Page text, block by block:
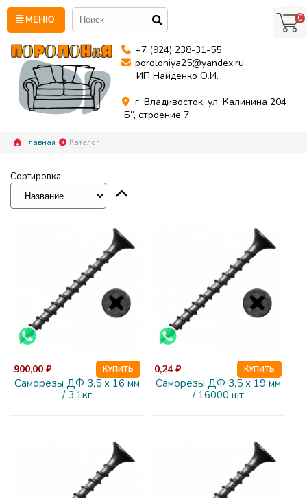
МЕНЮ
+7 (924) 238-31-55
poroloniya25@yandex.ru
ИП Найденко О.И.
г. Владивосток, ул. Калинина 204
“Б”, строение 7
0
Главная Каталог
Сортировка:
900,00 ₽ КУПИТЬ
Саморезы ДФ 3,5 х 16 мм
/ 3,1кг
0,24 ₽ КУПИТЬ
Саморезы ДФ 3,5 х 19 мм
/ 16000 шт